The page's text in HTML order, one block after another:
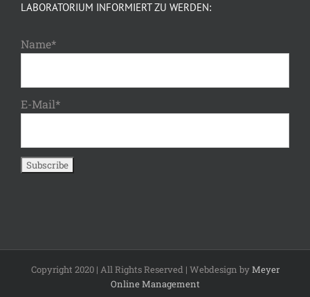
LABORATORIUM INFORMIERT ZU WERDEN:
Name*
E-Mail*
Copyright 2020 | All Rights Reserved | Webdesign byMeyer
Online Management